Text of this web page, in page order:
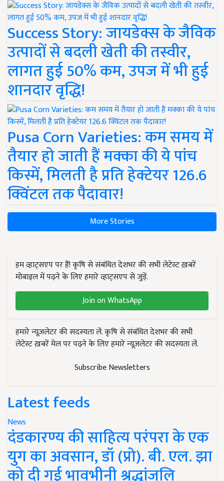
Success Story: जायडेक्स के जैविक
उत्पादों से बदली खेती की तस्वीर,
लागत हुई 50% कम, उपज में भी हुई
शानदार वृद्धि!
Pusa Corn Varieties: कम समय में
तैयार हो जाती हैं मक्का की ये पांच
किस्में, मिलती है प्रति हेक्टेयर 126.6
क्विंटल तक पैदावार!
More Stories
हम व्हाट्सएप पर हैं! कृषि से संबंधित देशभर की सभी लेटेस्ट ख़बरें
मोबाइल में पढ़ने के लिए हमारे व्हाट्सएप से जुड़ें.
Join on WhatsApp
हमारे न्यूज़लेटर की सदस्यता लें. कृषि से संबंधित देशभर की सभी
लेटेस्ट ख़बरें मेल पर पढ़ने के लिए हमारे न्यूज़लेटर की सदस्यता लें.
Subscribe Newsletters
Latest feeds
News
दंडकारण्य की साहित्य परंपरा के एक
युग का अवसान, डॉ (प्रो). बी. एल. झा
को दी गई भावभीनी श्रद्धांजलि